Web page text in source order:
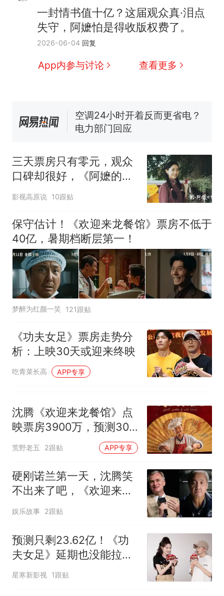
一封情书值十亿？这届观众真·泪点
失守，阿嬷怕是得收版权费了。
2026-06-04 回复
App内参与讨论 查看更多
热 十多万人报名的考试，成绩
全部作废，公平么？
新 全球唯一没有法定首都的国
家，刚改国名，总统就邀请中
国大使骑行绕了几乎整个国境
线一圈，还曾两次到中国寻根
搬家报价570元，搬到楼下交
空调24小时开着反而更省电？
电力部门回应
试前13名均遭淘汰？教育局：
已叫停招聘，成立调查组全面
核查
热 十多万人报名的考试，成绩
全部作废，公平么？
三天票房只有零元，观众
口碑却很好，《阿嬷的情
书》的成功难复制
影视高原说 10跟贴
保守估计！《欢迎来龙餐馆》票房不低于
40亿，暑期档断层第一！
梦醉为红颜一笑 121跟贴
《功夫女足》票房走势分
析：上映30天或迎来终映
吃青菜长高 APP专享
沈腾《欢迎来龙餐馆》点
映票房3900万，预测30
亿起步
荒野老五 2跟贴 APP专享
硬刚诺兰第一天，沈腾笑
不出来了吧，《欢迎来龙
餐馆》票房缩水超2000
受，票房缩水近1200万，
只有《八仙》涨了
娱乐故事 2跟贴
预测只剩23.62亿！《功
夫女足》延期也没能拉
高，但周星驰尽力了
星寒新影视 1跟贴